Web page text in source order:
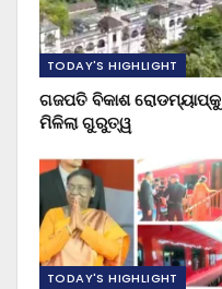
TODAY'S HIGHLIGHT
ଗଜପତି ବିକାଶ ରୋଡମ୍ୟାପ୍‌କୁ
ମିଳିଲା ଗୁରୁତ୍ୱ
TODAY'S HIGHLIGHT